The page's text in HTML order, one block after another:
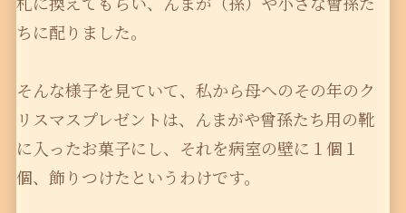
ちに配りました。
そんな様子を見ていて、私から母へのその年のク
リスマスプレゼントは、んまがや曾孫たち用の靴
に入ったお菓子にし、それを病室の壁に１個１
個、飾りつけたというわけです。